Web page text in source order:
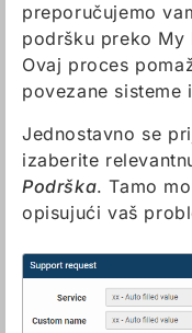
preporučujemo
podršku preko My
Ovaj proces
povezane
Jednostavno se
izaberite
Podrška. Tamo
opisujući vaš